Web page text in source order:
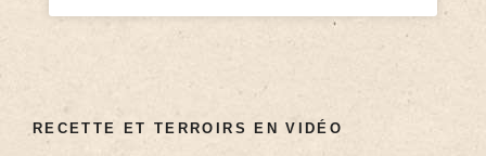
RECETTE ET TERROIRS EN VIDÉO